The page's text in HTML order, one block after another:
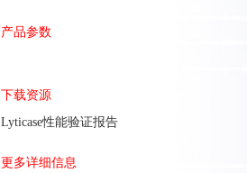
产品参数
下载资源
Lyticase性能验证报告
更多详细信息